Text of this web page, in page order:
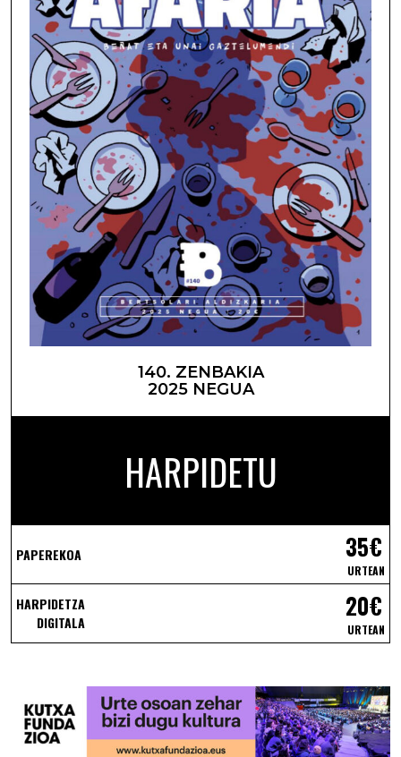
140. ZENBAKIA
2025 NEGUA
HARPIDETU
PAPEREKOA 35€
URTEAN
HARPIDETZA
DIGITALA
20€
URTEAN